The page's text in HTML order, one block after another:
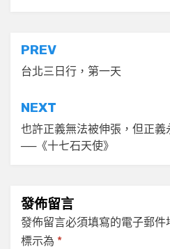
文
章
導
覽
PREV
台北三日行，第一天
NEXT
也許正義無法被伸張，但正義
──《十七石天使》
發佈留言
發佈留言必須填寫的電子郵件
標示為 *